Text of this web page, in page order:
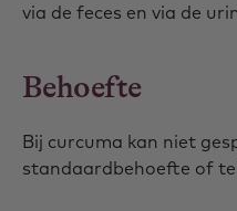
via de feces en via de
Behoefte
Bij curcuma kan niet
standaardbehoefte of